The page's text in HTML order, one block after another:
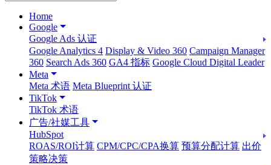
Home
Google
Google Ads 认证
Google Analytics 4 Display & Video 360 Campaign Manager
360 Search Ads 360 GA4 指标 Google Cloud Digital Leader
Meta
Meta 术语 Meta Blueprint 认证
TikTok
TikTok 术语
广告/社媒工具
HubSpot
ROAS/ROI计算 CPM/CPC/CPA换算 预算分配计算 出价
策略决策